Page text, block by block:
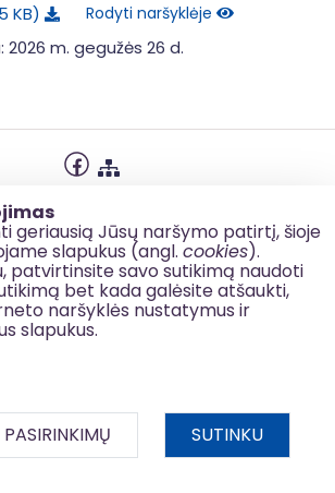
geriausią Jūsų naršymo patirtį, šioje
slapukus (angl. cookies).
patvirtinsite savo sutikimą naudoti
bet kada galėsite atšaukti,
naršyklės nustatymus ir
slapukus.
SUTINKU
KB Rodyti naršyklėje
m. gegužės 26 d.